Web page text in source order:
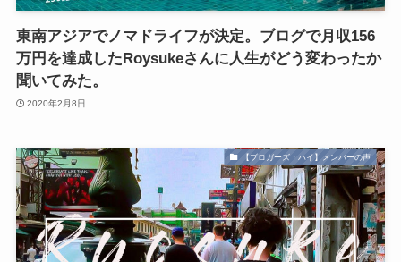
東南アジアでノマドライフが決定。ブログで月収156
万円を達成したRoysukeさんに人生がどう変わったか
聞いてみた。
2020年2月8日
【ブロガーズ・ハイ】メンバーの声